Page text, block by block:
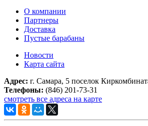
О компании
Партнеры
Доставка
Пустые барабаны
Новости
Карта сайта
Адрес: г. Самара, 5 поселок
Телефоны: (846) 201-73-31
смотреть все адреса на карте